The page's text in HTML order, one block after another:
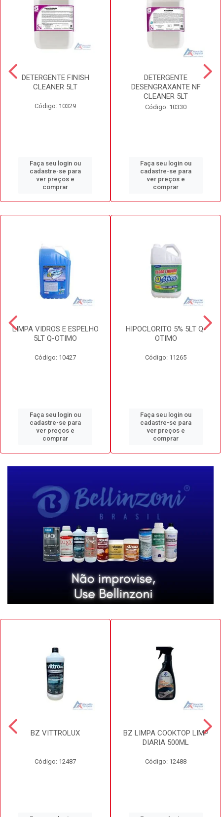
DETERGENTE FINISH
CLEANER 5LT
Código: 10329
Faça seu login ou
cadastre-se para
ver preços e
comprar
DETERGENTE
DESENGRAXANTE NF
CLEANER 5LT
Código: 10330
Faça seu login ou
cadastre-se para
ver preços e
comprar
LIMPA VIDROS E ESPELHO
5LT Q-OTIMO
Código: 10427
Faça seu login ou
cadastre-se para
ver preços e
comprar
HIPOCLORITO 5% 5LT Q-
OTIMO
Código: 11265
Faça seu login ou
cadastre-se para
ver preços e
comprar
BZ VITTROLUX
Código: 12487
BZ LIMPA COOKTOP LIMP
DIARIA 500ML
Código: 12488